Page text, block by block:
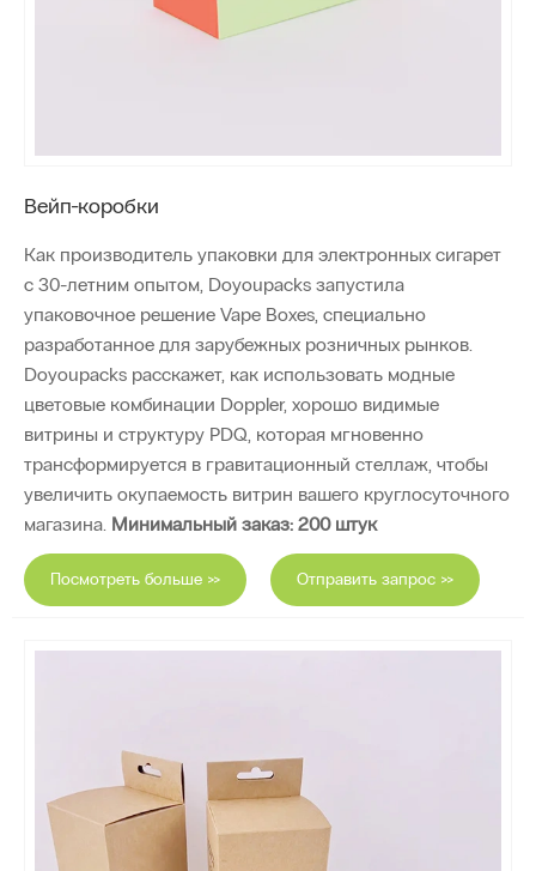
Вейп-коробки
Как производитель упаковки для электронных сигарет
с 30-летним опытом, Doyoupacks запустила
упаковочное решение Vape Boxes, специально
разработанное для зарубежных розничных рынков.
Doyoupacks расскажет, как использовать модные
цветовые комбинации Doppler, хорошо видимые
витрины и структуру PDQ, которая мгновенно
трансформируется в гравитационный стеллаж, чтобы
увеличить окупаемость витрин вашего круглосуточного
магазина. Минимальный заказ: 200 штук
Посмотреть больше >> Отправить запрос >>